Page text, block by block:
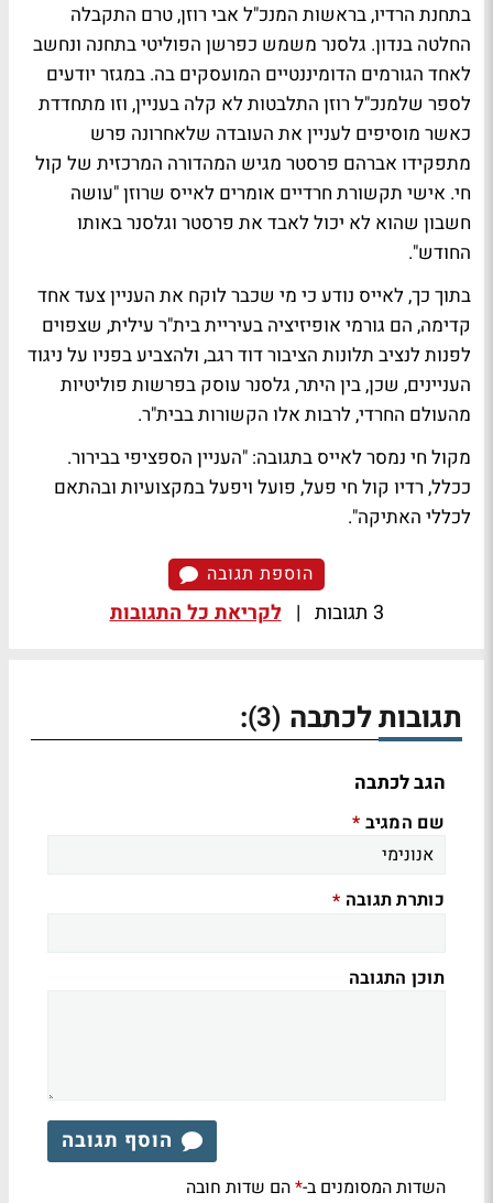
בתחנת הרדיו, בראשות המנכ"ל אבי רוזן, טרם התקבלה
החלטה בנדון. גלסנר משמש כפרשן הפוליטי בתחנה ונחשב
לאחד הגורמים הדומיננטיים המועסקים בה. במגזר יודעים
לספר שלמנכ"ל רוזן התלבטות לא קלה בעניין, וזו מתחדדת
כאשר מוסיפים לעניין את העובדה שלאחרונה פרש
מתפקידו אברהם פרסטר מגיש המהדורה המרכזית של קול
חי. אישי תקשורת חרדיים אומרים לאייס שרוזן "עושה
חשבון שהוא לא יכול לאבד את פרסטר וגלסנר באותו
החודש".
בתוך כך, לאייס נודע כי מי שכבר לוקח את העניין צעד אחד
קדימה, הם גורמי אופיזיציה בעיריית בית"ר עילית, שצפוים
לפנות לנציב תלונות הציבור דוד רגב, ולהצביע בפניו על ניגוד
העניינים, שכן, בין היתר, גלסנר עוסק בפרשות פוליטיות
מהעולם החרדי, לרבות אלו הקשורות בבית"ר.
מקול חי נמסר לאייס בתגובה: "העניין הספציפי בבירור.
ככלל, רדיו קול חי פעל, פועל ויפעל במקצועיות ובהתאם
לכללי האתיקה".
הוספת תגובה
3 תגובות | לקריאת כל התגובות
תגובות לכתבה (3)
:
הגב לכתבה
שם המגיב *
כותרת תגובה *
תוכן התגובה
הוסף תגובה
השדות המסומנים ב-*הם שדות חובה